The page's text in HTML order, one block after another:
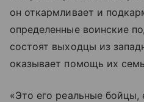
он откармливает и
определенные воинские
состоят выходцы из
оказывает помощь их
«Это его реальные бойцы,